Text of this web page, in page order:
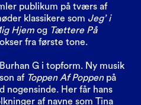
publikum på tværs af
klassikere som Jeg’ i
Hjem og Tættere På
fra første tone.
G i topform. Ny musik
af Toppen Af Poppenpå
nogensinde. Her får hans
af navne som Tina